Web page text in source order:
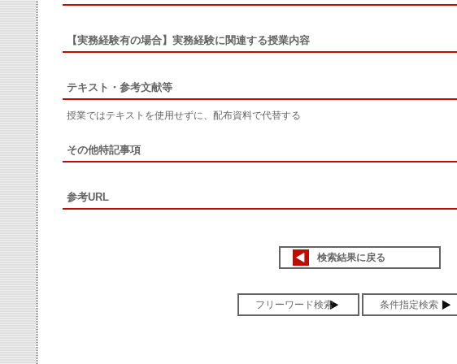
【実務経験有の場合】実務経験に関連する授業内容
テキスト・参考文献等
授業ではテキストを使用せずに、配布資料で代替する
その他特記事項
参考URL
検索結果に戻る
フリーワード検索 条件指定検索